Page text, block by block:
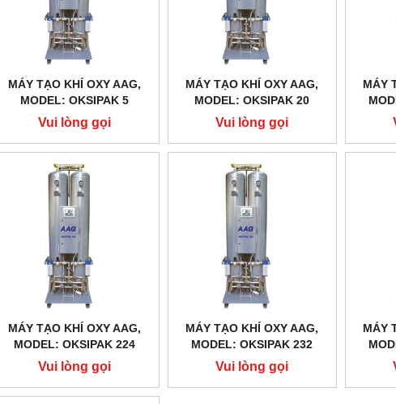
MÁY TẠO KHÍ OXY AAG,
MODEL: OKSIPAK 5
Vui lòng gọi
MÁY TẠO KHÍ OXY AAG,
MODEL: OKSIPAK 20
Vui lòng gọi
MÁY
MÁY TẠO KHÍ OXY AAG,
MODEL: OKSIPAK 224
Vui lòng gọi
MÁY TẠO KHÍ OXY AAG,
MODEL: OKSIPAK 232
Vui lòng gọi
MÁY